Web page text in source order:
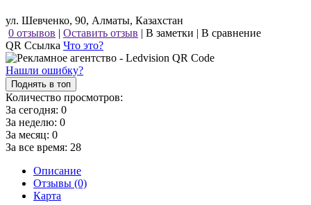
ул. Шевченко, 90, Алматы, Казахстан
0 отзывов | Оставить отзыв | В заметки | В сравнение
QR Ссылка Что это?
Нашли ошибку?
Поднять в топ
Количество просмотров:
За сегодня: 0
За неделю: 0
За месяц: 0
За все время: 28
Описание
Отзывы (0)
Карта